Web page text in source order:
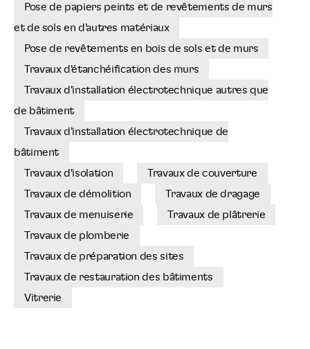
Pose de papiers peints et de revêtements de murs
et de sols en d'autres matériaux
Pose de revêtements en bois de sols et de murs
Travaux d'étanchéification des murs
Travaux d'installation électrotechnique autres que
de bâtiment
Travaux d'installation électrotechnique de
bâtiment
Travaux d'isolation
Travaux de couverture
Travaux de démolition
Travaux de dragage
Travaux de menuiserie
Travaux de plâtrerie
Travaux de plomberie
Travaux de préparation des sites
Travaux de restauration des bâtiments
Vitrerie